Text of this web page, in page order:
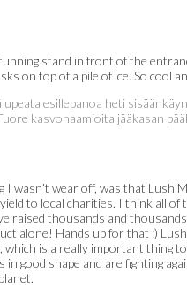
stand in front of the
on top of a pile of ice. So cool
esillepanoa heti
kasvonaamioita jääkasan
I wasn’t wear off, was that Lush
to local charities. I think all of
raised thousands and
alone! Hands up for that :)
which is a really important thing
in good shape and are fighting